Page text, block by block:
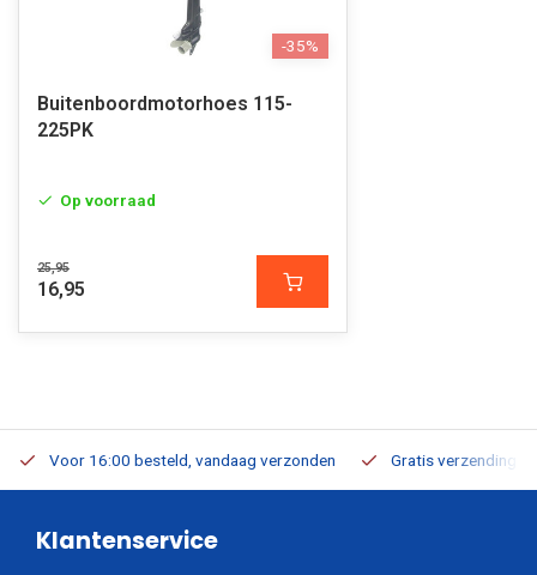
-35%
Buitenboordmotorhoes 115-
225PK
Op voorraad
25,95
16,95
Voor 16:00 besteld, vandaag verzonden Gratis verzending
Klantenservice